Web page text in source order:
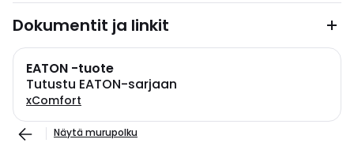
Dokumentit ja linkit
EATON -tuote
Tutustu EATON-sarjaan
xComfort
Näytä murupolku